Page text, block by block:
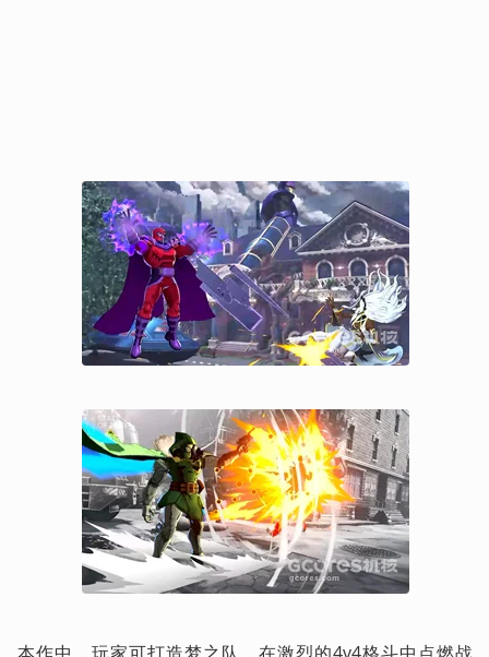
本作中，玩家可打造梦之队，在激烈的4v4格斗中点燃战